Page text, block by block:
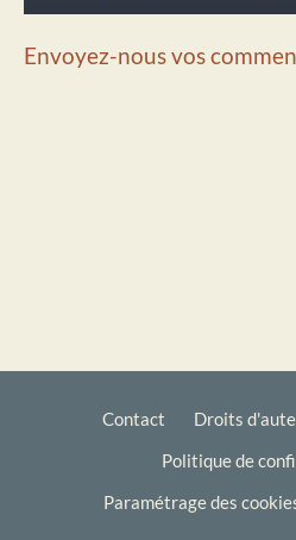
Envoyez-nous vos
Contact Droits
Politique de
Paramétrage des